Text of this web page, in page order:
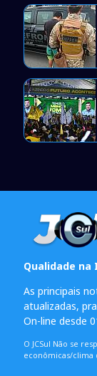
Qualidade
As principais
atualizadas,
On-line desde
O JCSul Não se
econômicas/clima